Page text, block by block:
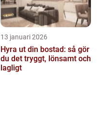
13 januari 2026
Hyra ut din bostad: så gör
du det tryggt, lönsamt och
lagligt